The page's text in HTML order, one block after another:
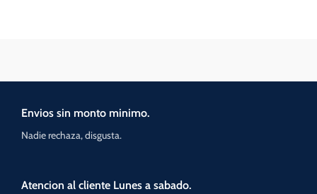
Envios sin monto minimo.
Nadie rechaza, disgusta.
Atencion al cliente Lunes a sabado.